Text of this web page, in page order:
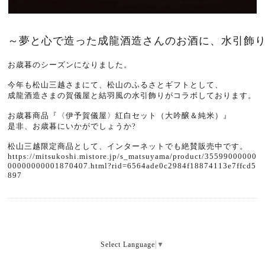
～夢と心で造った成龍酒造さんのお酒に、水引飾
お歳暮のシーズンになりました。
今年も松山三越さまにて、松山のふるさとギフト として、
成龍酒造さまの賀儀屋と結羽風の水引飾りがコラボしております。
お歳暮商品
『〈伊予賀儀屋〉紅白セット（大吟醸＆純米）』
是非、お歳暮にいかがでしょうか?
松山三越限定商品として、インターネットでも絶賛販売中です。
https://mitsukoshi.mistore.jp/s_matsuyama/product/35599000000
00000000001870407.html?rid=6564ade0c2984f18874113e7ffcd5
897
Select Language ▼